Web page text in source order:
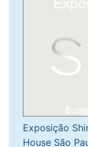
Exposição
House São